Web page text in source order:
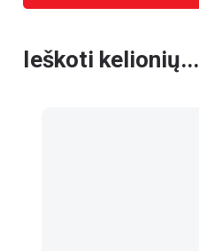
Ieškoti kelionių...